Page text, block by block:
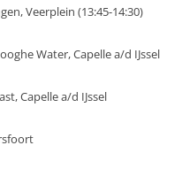
Veerplein (13:45-14:30)
Water, Capelle a/d IJssel
Capelle a/d IJssel